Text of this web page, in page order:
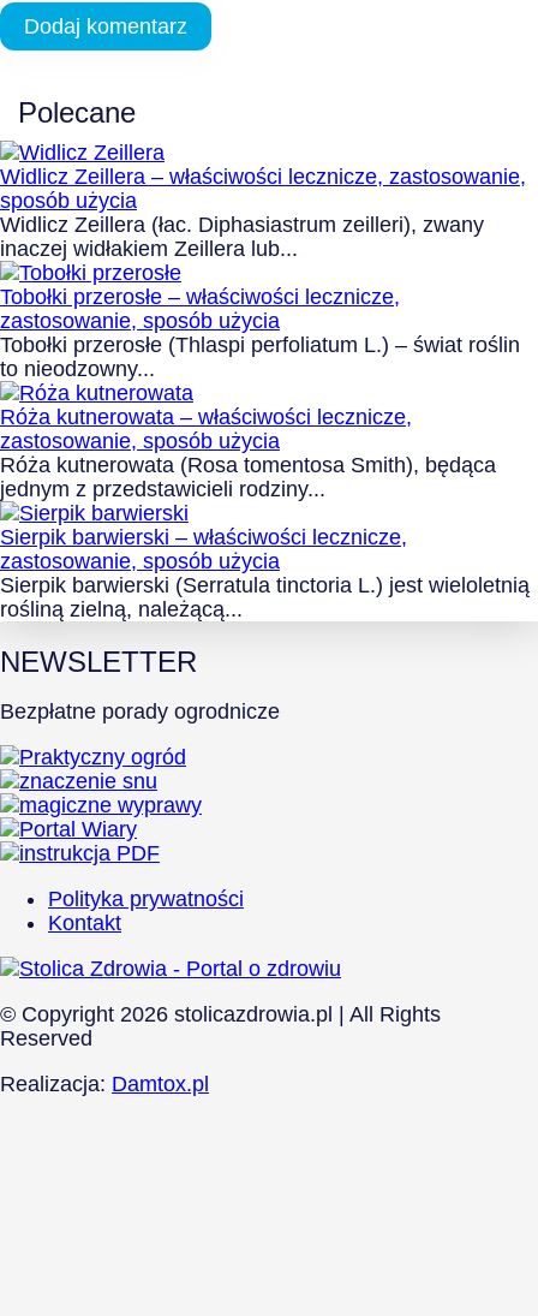
Polecane
Widlicz Zeillera – właściwości lecznicze, zastosowanie,
sposób użycia
Widlicz Zeillera (łac. Diphasiastrum zeilleri), zwany
inaczej widłakiem Zeillera lub...
Tobołki przerosłe – właściwości lecznicze,
zastosowanie, sposób użycia
Tobołki przerosłe (Thlaspi perfoliatum L.) – świat roślin
to nieodzowny...
Róża kutnerowata – właściwości lecznicze,
zastosowanie, sposób użycia
Róża kutnerowata (Rosa tomentosa Smith), będąca
jednym z przedstawicieli rodziny...
Sierpik barwierski – właściwości lecznicze,
zastosowanie, sposób użycia
Sierpik barwierski (Serratula tinctoria L.) jest wieloletnią
rośliną zielną, należącą...
NEWSLETTER
Bezpłatne porady ogrodnicze
Polityka prywatności
Kontakt
© Copyright 2026 stolicazdrowia.pl | All Rights
Reserved
Realizacja: Damtox.pl